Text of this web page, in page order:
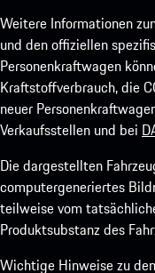
Weitere Informationen
und den offiziellen
Personenkraftwagen
Kraftstoffverbrauch, die
neuer
Verkaufsstellen und bei
Die dargestellten
computergeneriertes
teilweise vom
Produktsubstanz des
Wichtige Hinweise zu